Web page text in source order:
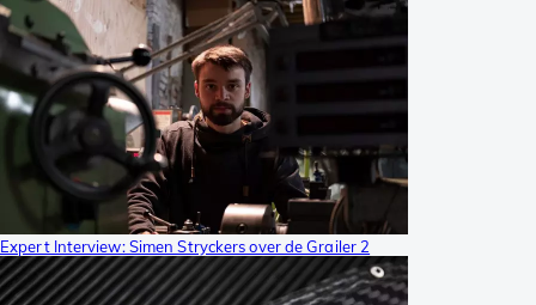
Expert Interview: Simen Stryckers over de Grailer 2